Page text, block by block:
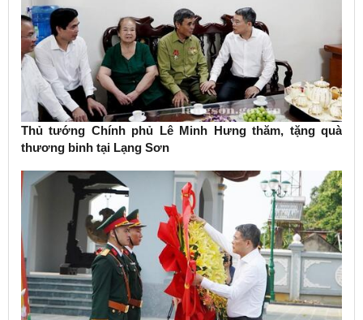
Thủ tướng Chính phủ Lê Minh Hưng thăm, tặng quà
thương binh tại Lạng Sơn